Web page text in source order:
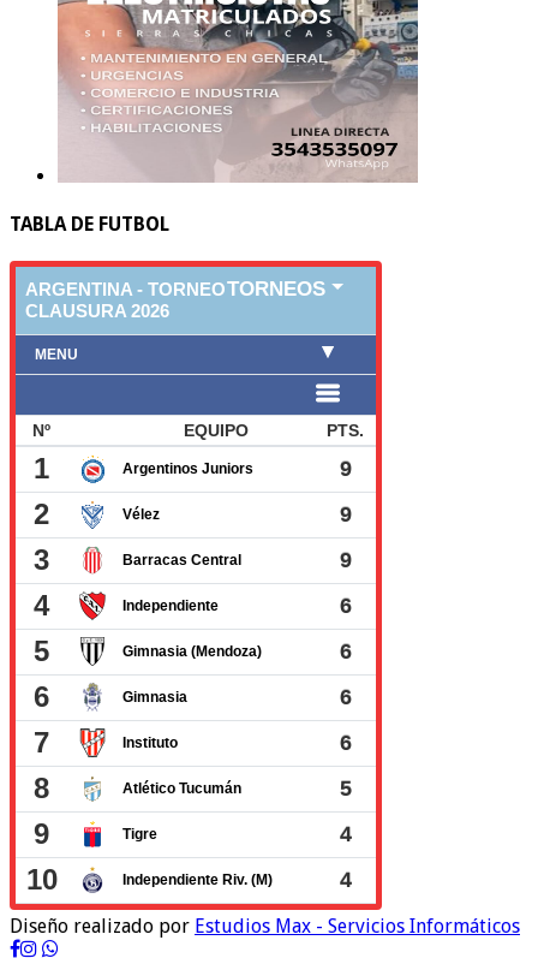
TABLA DE FUTBOL
Diseño realizado por Estudios Max - Servicios Informáticos